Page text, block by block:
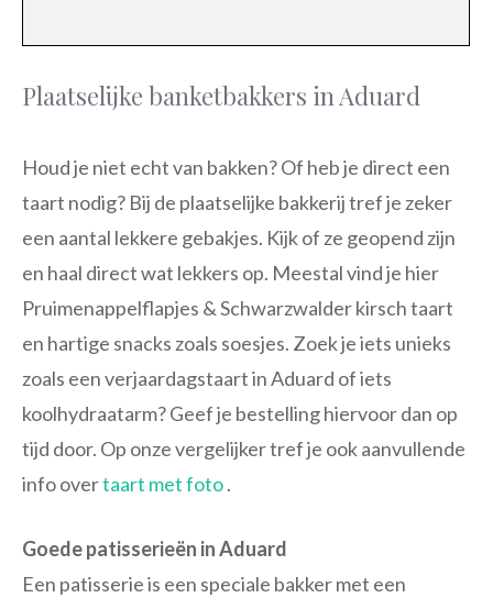
Plaatselijke banketbakkers in Aduard
Houd je niet echt van bakken? Of heb je direct een
taart nodig? Bij de plaatselijke bakkerij tref je zeker
een aantal lekkere gebakjes. Kijk of ze geopend zijn
en haal direct wat lekkers op. Meestal vind je hier
Pruimenappelflapjes & Schwarzwalder kirsch taart
en hartige snacks zoals soesjes. Zoek je iets unieks
zoals een verjaardagstaart in Aduard of iets
koolhydraatarm? Geef je bestelling hiervoor dan op
tijd door. Op onze vergelijker tref je ook aanvullende
info overtaart met foto.
Goede patisserieën in Aduard
Een patisserie is een speciale bakker met een